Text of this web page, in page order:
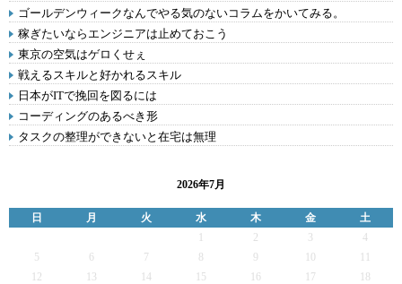
ゴールデンウィークなんでやる気のないコラムをかいてみる。
稼ぎたいならエンジニアは止めておこう
東京の空気はゲロくせぇ
戦えるスキルと好かれるスキル
日本がITで挽回を図るには
コーディングのあるべき形
タスクの整理ができないと在宅は無理
2026年7月
日 月 火 水 木 金
土
2 3
4
5
6 7 9
12
13 14 15 16 17